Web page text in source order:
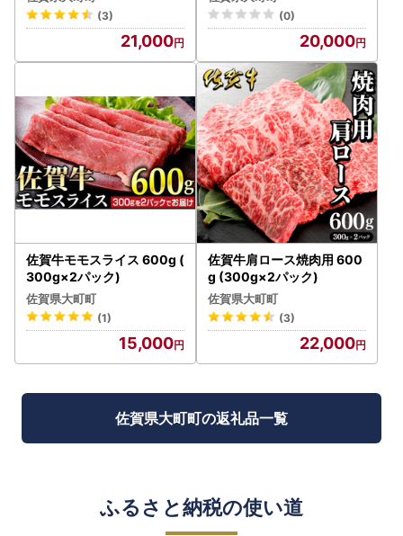
(3)
21,000
(0)
20,000
佐賀牛モモスライス 600g (
300g×2パック)
佐賀県大町町
(1)
15,000
佐賀牛肩ロース焼肉用 600
g (300g×2パック)
佐賀県大町町
(3)
22,000
佐賀県大町町の返礼品一覧
ふるさと納税の使い道